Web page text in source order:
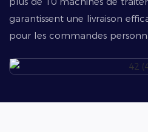
garantissent une livraison
pour les commandes